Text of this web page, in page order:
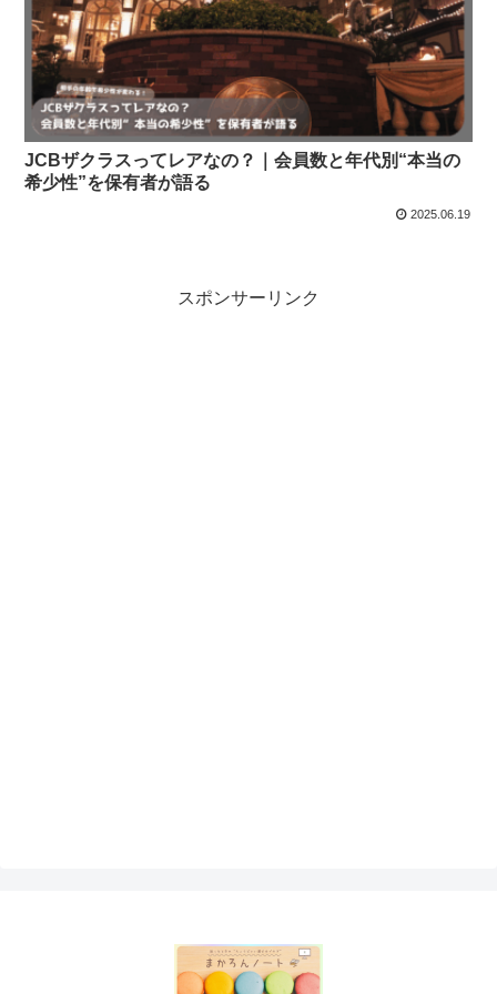
JCBザクラスってレアなの？｜会員数と年代別“本当の
希少性”を保有者が語る
2025.06.19
スポンサーリンク